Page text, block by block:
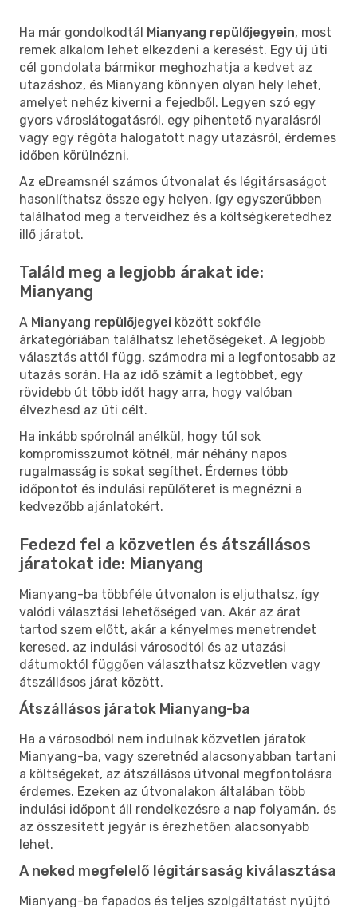
Ha már gondolkodtál Mianyang repülőjegyein, most
remek alkalom lehet elkezdeni a keresést. Egy új úti
cél gondolata bármikor meghozhatja a kedvet az
utazáshoz, és Mianyang könnyen olyan hely lehet,
amelyet nehéz kiverni a fejedből. Legyen szó egy
gyors városlátogatásról, egy pihentető nyaralásról
vagy egy régóta halogatott nagy utazásról, érdemes
időben körülnézni.
Az eDreamsnél számos útvonalat és légitársaságot
hasonlíthatsz össze egy helyen, így egyszerűbben
találhatod meg a terveidhez és a költségkeretedhez
illő járatot.
Találd meg a legjobb árakat ide:
Mianyang
A Mianyang repülőjegyei között sokféle
árkategóriában találhatsz lehetőségeket. A legjobb
választás attól függ, számodra mi a legfontosabb az
utazás során. Ha az idő számít a legtöbbet, egy
rövidebb út több időt hagy arra, hogy valóban
élvezhesd az úti célt.
Ha inkább spórolnál anélkül, hogy túl sok
kompromisszumot kötnél, már néhány napos
rugalmasság is sokat segíthet. Érdemes több
időpontot és indulási repülőteret is megnézni a
kedvezőbb ajánlatokért.
Fedezd fel a közvetlen és átszállásos
járatokat ide: Mianyang
Mianyang-ba többféle útvonalon is eljuthatsz, így
valódi választási lehetőséged van. Akár az árat
tartod szem előtt, akár a kényelmes menetrendet
keresed, az indulási városodtól és az utazási
dátumoktól függően választhatsz közvetlen vagy
átszállásos járat között.
Átszállásos járatok Mianyang-ba
Ha a városodból nem indulnak közvetlen járatok
Mianyang-ba, vagy szeretnéd alacsonyabban tartani
a költségeket, az átszállásos útvonal megfontolásra
érdemes. Ezeken az útvonalakon általában több
indulási időpont áll rendelkezésre a nap folyamán, és
az összesített jegyár is érezhetően alacsonyabb
lehet.
A neked megfelelő légitársaság kiválasztása
Mianyang-ba fapados és teljes szolgáltatást nyújtó